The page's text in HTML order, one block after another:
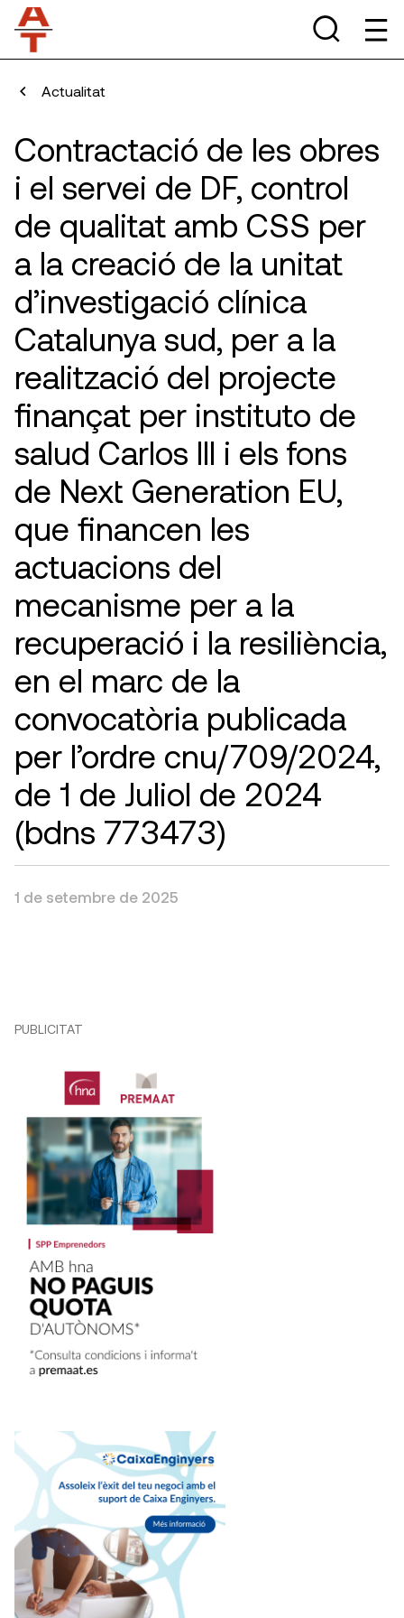
Actualitat
Contractació de les obres
i el servei de DF, control
de qualitat amb CSS per
a la creació de la unitat
d’investigació clínica
Catalunya sud, per a la
realització del projecte
finançat per instituto de
salud Carlos III i els fons
de Next Generation EU,
que financen les
actuacions del
mecanisme per a la
recuperació i la resiliència,
en el marc de la
convocatòria publicada
per l’ordre cnu/709/2024,
de 1 de Juliol de 2024
(bdns 773473)
1 de setembre de 2025
PUBLICITAT